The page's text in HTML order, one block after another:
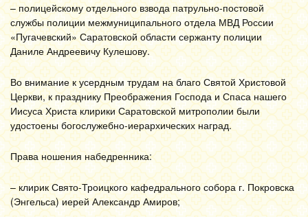
– полицейскому отдельного взвода патрульно-постовой
службы полиции межмуниципального отдела МВД России
«Пугачевский» Саратовской области сержанту полиции
Даниле Андреевичу Кулешову.
Во внимание к усердным трудам на благо Святой Христовой
Церкви, к празднику Преображения Господа и Спаса нашего
Иисуса Христа клирики Саратовской митрополии были
удостоены богослужебно-иерархических наград.
Права ношения набедренника:
– клирик Свято-Троицкого кафедрального собора г. Покровска
(Энгельса) иерей Александр Амиров;